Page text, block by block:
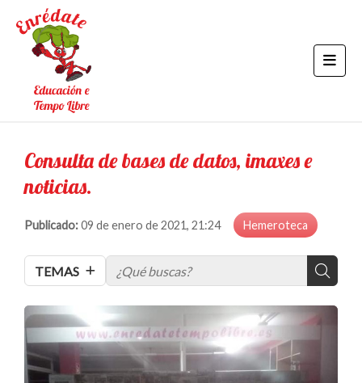
Consulta de bases de datos, imaxes e
noticias.
Publicado:09 de enero de 2021, 21:24 Hemeroteca
TEMAS